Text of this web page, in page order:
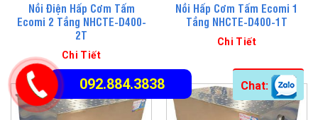
Nồi Điện Hấp Cơm Tấm
Ecomi 2 Tầng NHCTE-D400-
2T
Chi Tiết
Nồi Hấp Cơm Tấm Ecomi 1
Tầng NHCTE-D400-1T
Chi Tiết
092.884.3838 Chat: